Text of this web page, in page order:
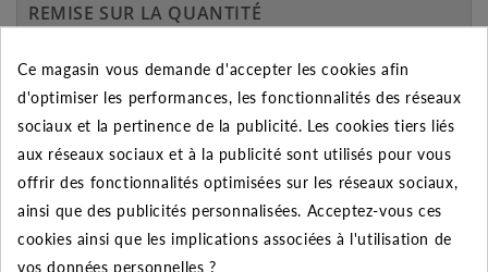
REMISE SUR LA QUANTITÉ
Quantité Vous économisez
5 2% Jusqu'à 0,08 €
50 10% Jusqu'à 3,95 €
Ce magasin vous demande d'accepter les cookies afin
d'optimiser les performances, les fonctionnalités des réseaux
sociaux et la pertinence de la publicité. Les cookies tiers liés
aux réseaux sociaux et à la publicité sont utilisés pour vous
offrir des fonctionnalités optimisées sur les réseaux sociaux,
ainsi que des publicités personnalisées. Acceptez-vous ces
cookies ainsi que les implications associées à l'utilisation de
vos données personnelles ?